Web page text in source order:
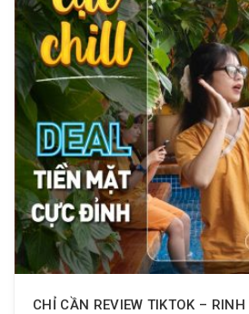
CHỈ CẦN REVIEW TIKTOK –